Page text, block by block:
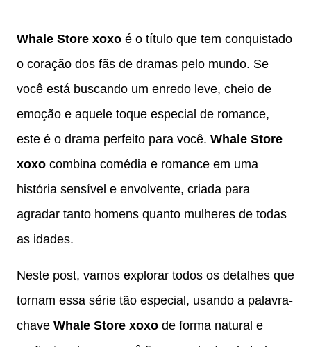
Whale Store xoxo é o título que tem conquistado
o coração dos fãs de dramas pelo mundo. Se
você está buscando um enredo leve, cheio de
emoção e aquele toque especial de romance,
este é o drama perfeito para você. Whale Store
xoxo combina comédia e romance em uma
história sensível e envolvente, criada para
agradar tanto homens quanto mulheres de todas
as idades.
Neste post, vamos explorar todos os detalhes que
tornam essa série tão especial, usando a palavra-
chave Whale Store xoxo de forma natural e